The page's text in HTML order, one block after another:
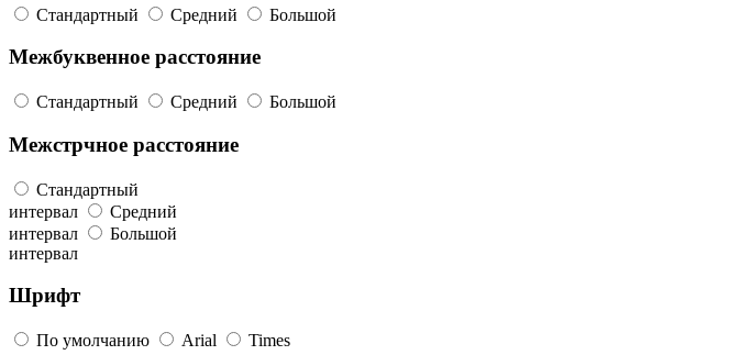
Стандартный Средний Большой
Межбуквенное расстояние
Стандартный Средний Большой
Межстрчное расстояние
Стандартный
интервал
Средний
интервал
Большой
интервал
Шрифт
По умолчанию Arial Times